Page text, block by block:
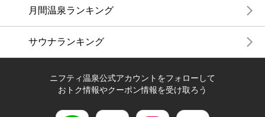
月間温泉ランキング
サウナランキング
ニフティ温泉公式アカウントをフォローして
おトク情報やクーポン情報を受け取ろう